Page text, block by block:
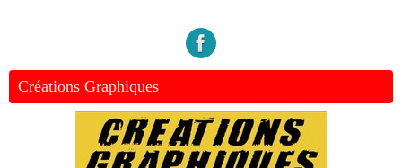
Créations Graphiques